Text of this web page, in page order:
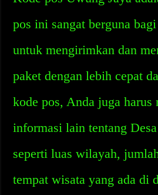
pos ini sangat berguna
untuk mengirimkan dan
paket dengan lebih cepat
kode pos, Anda juga harus
informasi lain tentang
seperti luas wilayah,
tempat wisata yang ada di